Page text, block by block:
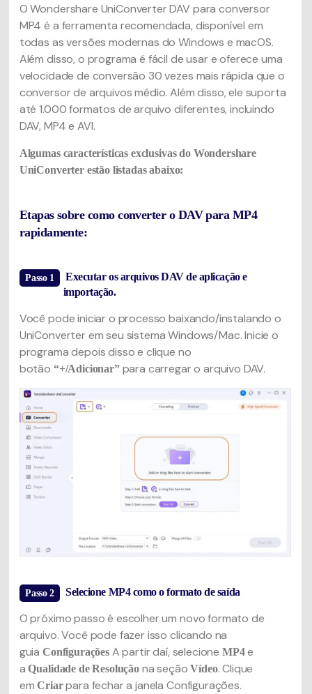
O Wondershare UniConverter DAV para conversor
MP4 é a ferramenta recomendada, disponível em
todas as versões modernas do Windows e macOS.
Além disso, o programa é fácil de usar e oferece uma
velocidade de conversão 30 vezes mais rápida que o
conversor de arquivos médio. Além disso, ele suporta
até 1.000 formatos de arquivo diferentes, incluindo
DAV, MP4 e AVI.
Algumas características exclusivas do Wondershare
UniConverter estão listadas abaixo:
Etapas sobre como converter o DAV para MP4
rapidamente:
Passo 1
Executar os arquivos DAV de aplicação e
importação.
Você pode iniciar o processo baixando/instalando o
UniConverter em seu sistema Windows/Mac. Inicie o
programa depois disso e clique no
botão “+/Adicionar” para carregar o arquivo DAV.
Passo 2 Selecione MP4 como o formato de saída
O próximo passo é escolher um novo formato de
arquivo. Você pode fazer isso clicando na
guia Configurações A partir daí, selecione MP4 e
a Qualidade de Resolução na seção Vídeo. Clique
em Criar para fechar a janela Configurações.